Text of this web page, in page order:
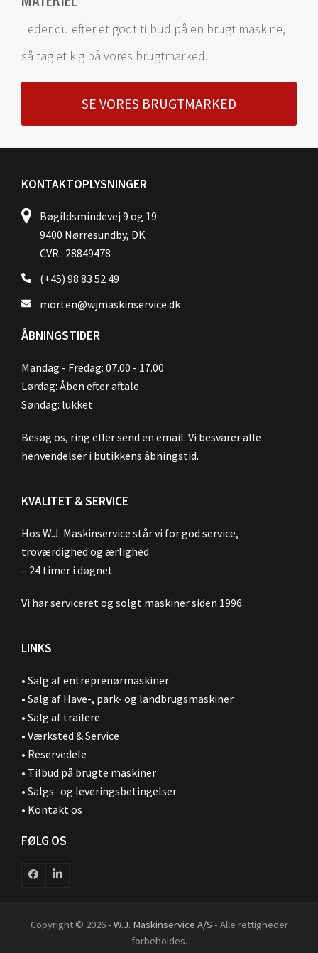
Leder du efter et godt tilbud på en brugt maskine,
så tag et kig på vores brugtmarked.
SE VORES BRUGTMARKED
KONTAKTOPLYSNINGER
Bøgildsmindevej 9 og 19
9400 Nørresundby, DK
CVR.: 28849478
(+45) 98 83 52 49
morten@wjmaskinservice.dk
ÅBNINGSTIDER
Mandag - Fredag: 07.00 - 17.00
Lørdag: Åben efter aftale
Søndag: lukket
Besøg os, ring eller send en email. Vi besvarer alle
henvendelser i butikkens åbningstid.
KVALITET & SERVICE
Hos W.J. Maskinservice står vi for god service,
troværdighed og ærlighed
– 24 timer i døgnet.
Vi har serviceret og solgt maskiner siden 1996.
LINKS
• Salg af entreprenørmaskiner
• Salg af Have-, park- og landbrugsmaskiner
• Salg af trailere
• Værksted & Service
• Reservedele
• Tilbud på brugte maskiner
• Salgs- og leveringsbetingelser
• Kontakt os
FØLG OS
FacebookLinkedIn
Copyright © 2026 - W.J. Maskinservice A/S - Alle rettigheder
forbeholdes.